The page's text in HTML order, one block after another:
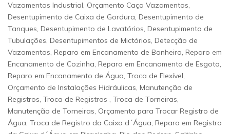
Vazamentos Industrial, Orçamento Caça Vazamentos,
Desentupimento de Caixa de Gordura, Desentupimento de
Tanques, Desentupimento de Lavatórios, Desentupimento de
Tubulações, Desentupimentos de Mictórios, Detecção de
Vazamentos, Reparo em Encanamento de Banheiro, Reparo em
Encanamento de Cozinha, Reparo em Encanamento de Esgoto,
Reparo em Encanamento de Água, Troca de Flexível,
Orçamento de Instalações Hidráulicas, Manutenção de
Registros, Troca de Registros , Troca de Torneiras,
Manutenção de Torneiras, Orçamento para Trocar Registro de
Água, Troca de Registro da Caixa d´Água, Reparo em Registro